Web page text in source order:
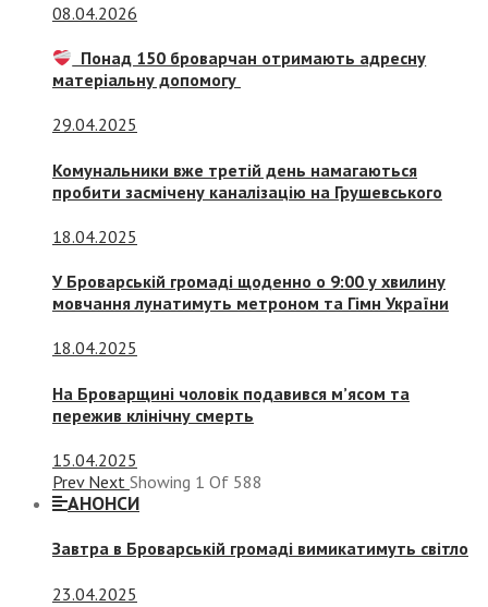
08.04.2026
Понад 150 броварчан отримають адресну
матеріальну допомогу
29.04.2025
Комунальники вже третій день намагаються
пробити засмічену каналізацію на Грушевського
18.04.2025
У Броварській громаді щоденно о 9:00 у хвилину
мовчання лунатимуть метроном та Гімн України
18.04.2025
На Броварщині чоловік подавився м’ясом та
пережив клінічну смерть
15.04.2025
Prev Next Showing 1 Of 588
АНОНСИ
Завтра в Броварській громаді вимикатимуть світло
23.04.2025